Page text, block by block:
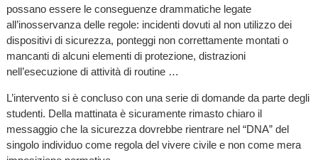
possano essere le conseguenze drammatiche legate
all’inosservanza delle regole: incidenti dovuti al non utilizzo dei
dispositivi di sicurezza, ponteggi non correttamente montati o
mancanti di alcuni elementi di protezione, distrazioni
nell’esecuzione di attività di routine …
L’intervento si è concluso con una serie di domande da parte degli
studenti. Della mattinata è sicuramente rimasto chiaro il
messaggio che la sicurezza dovrebbe rientrare nel “DNA” del
singolo individuo come regola del vivere civile e non come mera